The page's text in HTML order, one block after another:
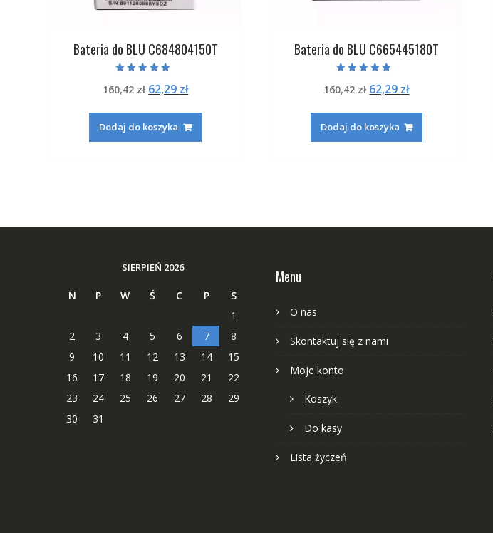
Bateria do BLU C684804150T
5.00
na 5
160,42zł Pierwotna
wynosiła:
160,42 zł.
62,29 złAktualna
62,29 zł.
Dodaj do koszyka
Bateria do BLU C665445180T
4.50
na 5
160,42zł Pierwotna
wynosiła:
160,42 zł.
62,29 złAktualna
62,29 zł.
Dodaj do koszyka
SIERPIEŃ 2026
N P W Ś C P
S
1
2
3 4 5 6 7
8
9
10 11 12 13 14
15
16
17 18 19 20 21
22
23
24 25 26 27 28
29
30
31
Menu
O nas
Skontaktuj się z nami
Moje konto
Koszyk
Do kasy
Lista życzeń